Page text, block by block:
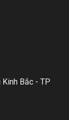
Bắc - TP